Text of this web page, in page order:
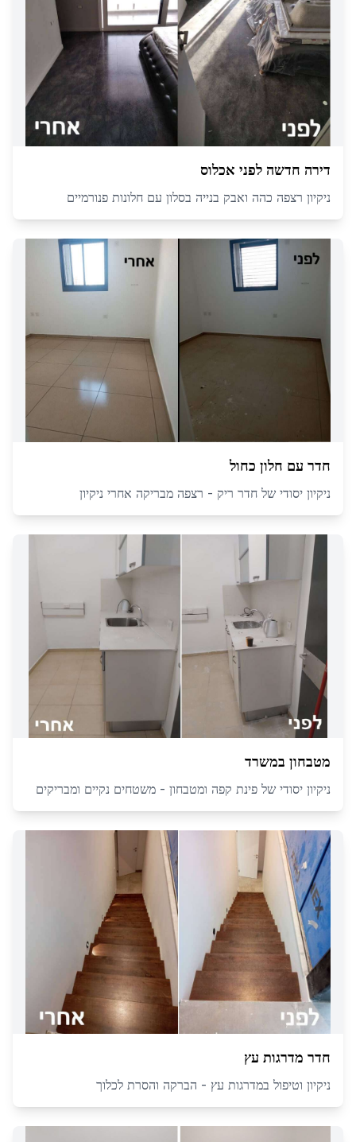
דירה חדשה לפני אכלוס
ניקיון רצפה כהה ואבק בנייה בסלון עם חלונות פנורמיים
חדר עם חלון כחול
ניקיון יסודי של חדר ריק - רצפה מבריקה אחרי ניקיון
מטבחון במשרד
ניקיון יסודי של פינת קפה ומטבחון - משטחים נקיים ומבריקים
חדר מדרגות עץ
ניקיון וטיפול במדרגות עץ - הברקה והסרת לכלוך